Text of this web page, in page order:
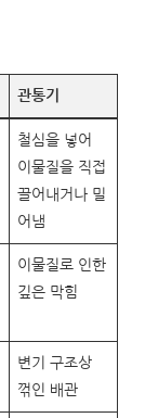
관통기
철심을 넣어
이물질을 직접
끌어내거나 밀
어냄
이물질로 인한
깊은 막힘
변기 구조상
꺾인 배관